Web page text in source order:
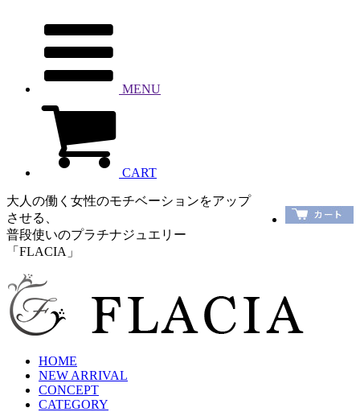
MENU
CART
大人の働く女性のモチベーションをアップ
させる、
普段使いのプラチナジュエリー
「FLACIA」
HOME
NEW ARRIVAL
CONCEPT
CATEGORY